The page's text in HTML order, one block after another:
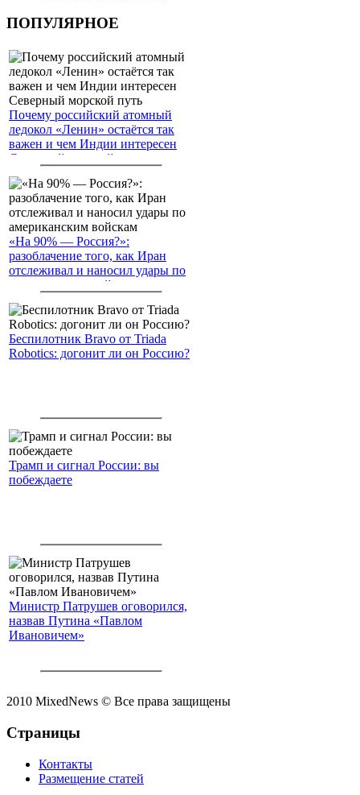
ПОПУЛЯРНОЕ
Почему российский атомный
ледокол «Ленин» остаётся так
важен и чем Индии интересен
Северный морской путь
«На 90% — Россия?»:
разоблачение того, как Иран
отслеживал и наносил удары по
американским войскам
Беспилотник Bravo от Triada
Robotics: догонит ли он Россию?
Трамп и сигнал России: вы
побеждаете
Министр Патрушев оговорился,
назвав Путина «Павлом
Ивановичем»
2010 MixedNews © Все права защищены
Страницы
Контакты
Размещение статей